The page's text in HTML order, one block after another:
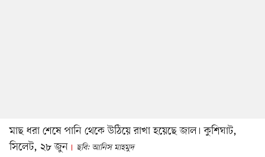
মাছ ধরা শেষে পানি থেকে উঠিয়ে রাখা হয়েছে জাল। কুশিঘাট,
সিলেট, ২৮ জুন
ছবি: আনিস মাহমুদ